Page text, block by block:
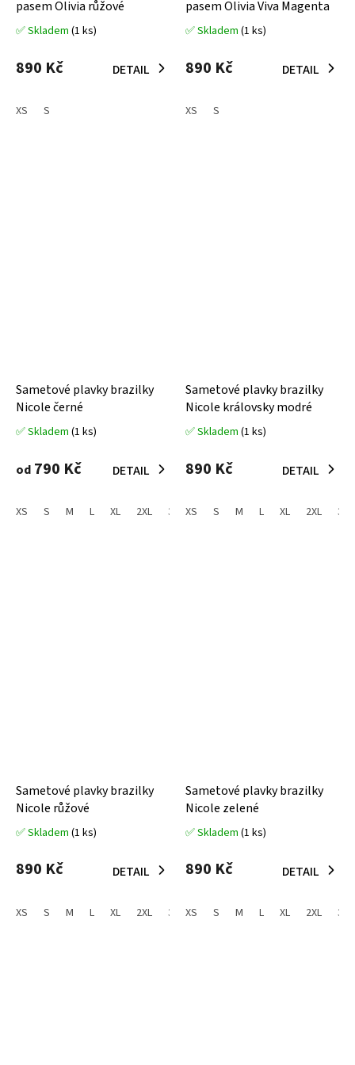
pasem Olivia růžové
Průměrné
produktu
je
z
✅ Skladem (1 ks)
890 Kč DETAIL
XS S
pasem Olivia Viva Magenta
Průměrné
produktu
je
z
✅ Skladem (1 ks)
890 Kč DETAIL
XS S
Sametové plavky brazilky
Nicole černé
Průměrné
produktu
je
z
✅ Skladem (1 ks)
od 790 Kč DETAIL
XS S M L XL 2XL 3XL
Sametové plavky brazilky
Nicole královsky modré
Průměrné
produktu
je
z
✅ Skladem (1 ks)
890 Kč DETAIL
XS S M L XL 2XL 3XL
Sametové plavky brazilky
Nicole růžové
Průměrné
produktu
z
✅ Skladem (1 ks)
890 Kč DETAIL
XS S M L XL 2XL 3XL
Sametové plavky brazilky
Nicole zelené
Průměrné
produktu
z
✅ Skladem (1 ks)
890 Kč DETAIL
XS S M L XL 2XL 3XL